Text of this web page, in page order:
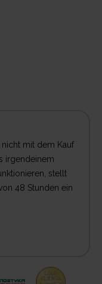
mit dem Kauf
irgendeinem
stellt
48 Stunden ein